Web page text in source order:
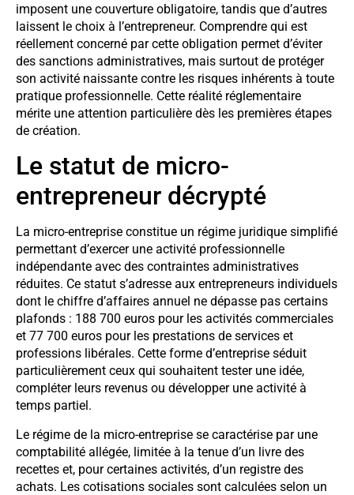
imposent une couverture obligatoire, tandis que d’autres
laissent le choix à l’entrepreneur. Comprendre qui est
réellement concerné par cette obligation permet d’éviter
des sanctions administratives, mais surtout de protéger
son activité naissante contre les risques inhérents à toute
pratique professionnelle. Cette réalité réglementaire
mérite une attention particulière dès les premières étapes
de création.
Le statut de micro-
entrepreneur décrypté
La micro-entreprise constitue un régime juridique simplifié
permettant d’exercer une activité professionnelle
indépendante avec des contraintes administratives
réduites. Ce statut s’adresse aux entrepreneurs individuels
dont le chiffre d’affaires annuel ne dépasse pas certains
plafonds : 188 700 euros pour les activités commerciales
et 77 700 euros pour les prestations de services et
professions libérales. Cette forme d’entreprise séduit
particulièrement ceux qui souhaitent tester une idée,
compléter leurs revenus ou développer une activité à
temps partiel.
Le régime de la micro-entreprise se caractérise par une
comptabilité allégée, limitée à la tenue d’un livre des
recettes et, pour certaines activités, d’un registre des
achats. Les cotisations sociales sont calculées selon un